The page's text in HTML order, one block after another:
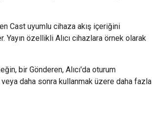
Cast uyumlu cihaza akış içeriğini
özellikli Alıcı cihazlara örnek olarak
bir Gönderen, Alıcı'da oturum
daha sonra kullanmak üzere daha fazla